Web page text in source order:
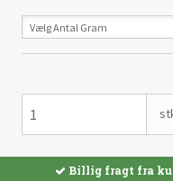
Vælg Antal Gram
Billig fragt fra